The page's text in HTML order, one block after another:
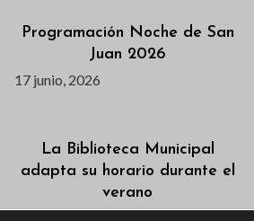
Programación Noche de San
Juan 2026
17 junio, 2026
La Biblioteca Municipal
adapta su horario durante el
verano